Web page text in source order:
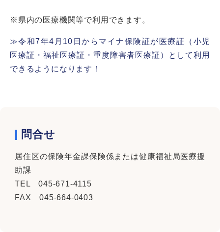
※県内の医療機関等で利用できます。
≫令和7年4月10日からマイナ保険証が医療証（小児
医療証・福祉医療証・重度障害者医療証）として利用
できるようになります！
問合せ
居住区の保険年金課保険係または健康福祉局医療援
助課
TEL 045-671-4115
FAX 045-664-0403